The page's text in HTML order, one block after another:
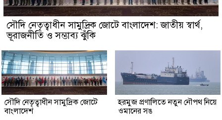
সৌদি নেতৃত্বাধীন সামুদ্রিক জোটে বাংলাদেশ: জাতীয় স্বার্থ,
ভূরাজনীতি ও সম্ভাব্য ঝুঁকি
সৌদি নেতৃত্বাধীন সামুদ্রিক জোটে
বাংলাদেশ
হরমুজ প্রণালিতে নতুন নৌপথ নিয়ে
ওমানের সঙ